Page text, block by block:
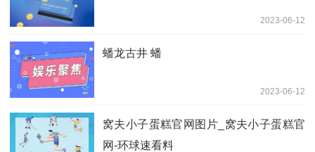
2023-06-12
蟠龙古井 蟠
2023-06-12
窝夫小子蛋糕官网图片_窝夫小子蛋糕官
网-环球速看料